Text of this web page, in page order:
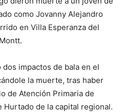
como Jovanny Alejandro
en Villa Esperanza del
impactos de bala en el
la muerte, tras haber
de Atención Primaria de
Hurtado de la capital regional.